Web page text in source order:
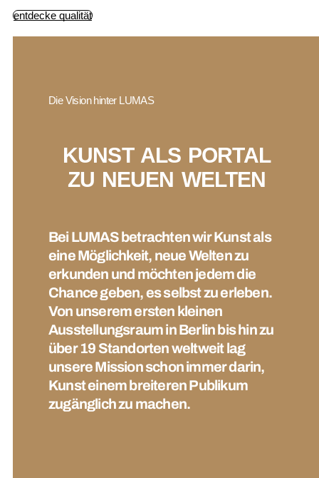
entdecke qualität
Die Vision hinter LUMAS
KUNST ALS PORTAL
ZU NEUEN WELTEN
Bei LUMAS betrachten wir Kunst als
eine Möglichkeit, neue Welten zu
erkunden und möchten jedem die
Chance geben, es selbst zu erleben.
Von unserem ersten kleinen
Ausstellungsraum in Berlin bis hin zu
über 19 Standorten weltweit lag
unsere Mission schon immer darin,
Kunst einem breiteren Publikum
zugänglich zu machen.